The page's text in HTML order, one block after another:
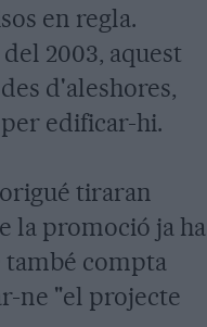
en regla.
2003, aquest
d'aleshores,
edificar-hi.
tiraran
la promoció ja ha
compta
ne "el projecte